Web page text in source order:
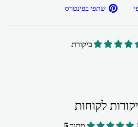
שתפ/י שתפי בפינטרס
לקוחות